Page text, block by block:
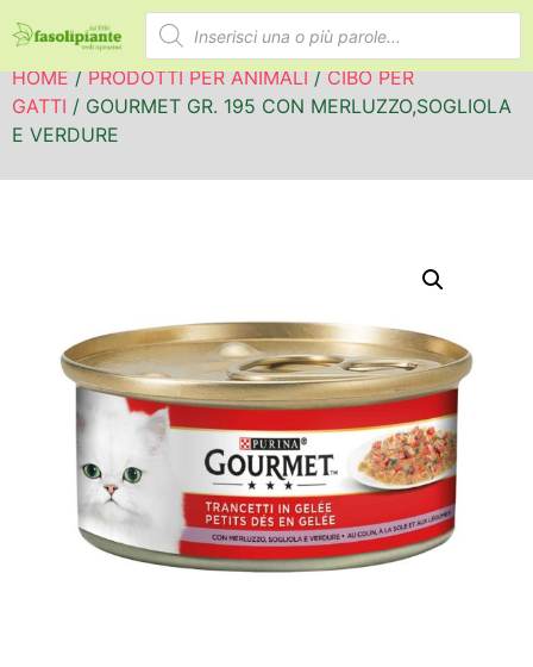
HOME/PRODOTTI PER ANIMALI/CIBO PER
GATTI / GOURMET GR. 195 CON MERLUZZO,SOGLIOLA
E VERDURE